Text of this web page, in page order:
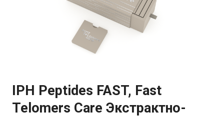
IPH Peptides FAST, Fast
Telomers Care Экстрактно-